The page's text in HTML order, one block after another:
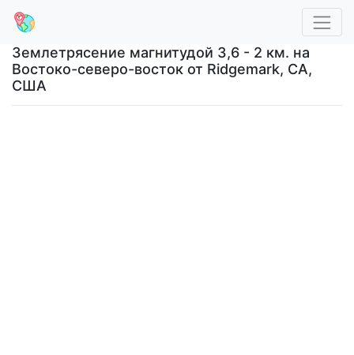
Землетрясение магнитудой 3,6 - 2 км. на
Востоко-северо-восток от Ridgemark, CA,
США